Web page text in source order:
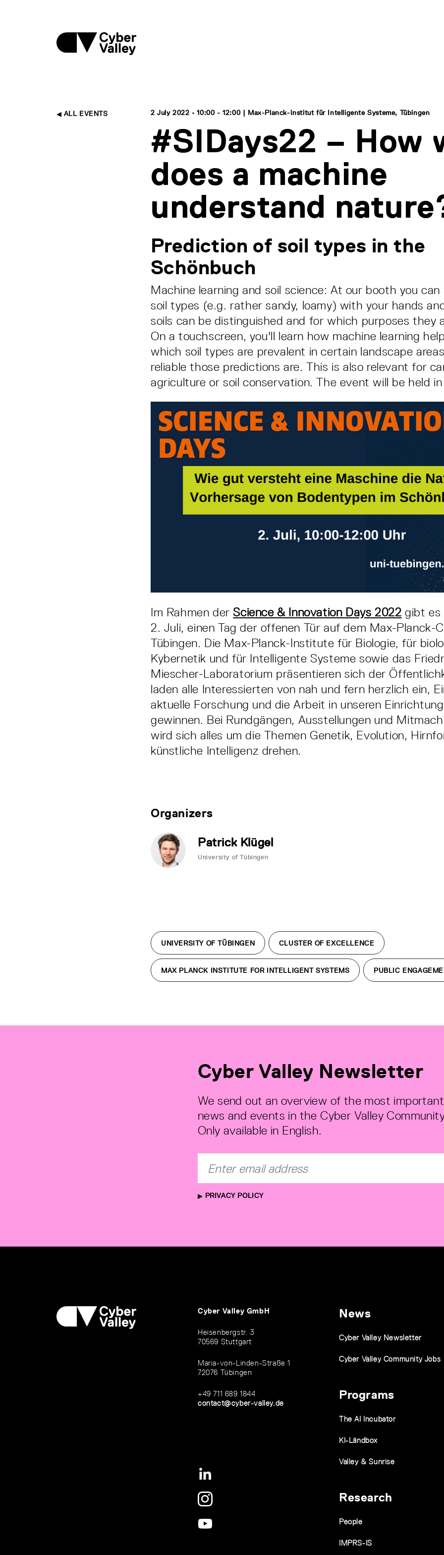
ALL EVENTS 2 July 2022 • 10:00 - 12:00 | Max-Planck-Institut für Intelligente Systeme, Tübingen
#SIDays22 – How
does a machine
understand
Prediction of soil types in the
Schönbuch
Machine learning and soil science: At our booth you
soil types (e.g. rather sandy, loamy) with your hands
soils can be distinguished and for which purposes they
On a touchscreen, you'll learn how machine learning
which soil types are prevalent in certain landscape
reliable those predictions are. This is also relevant for
agriculture or soil conservation. The event will be held
Im Rahmen der Science & Innovation Days 2022 gibt es
2. Juli, einen Tag der offenen Tür auf dem Max-Planck-
Tübingen. Die Max-Planck-Institute für Biologie, für
Kybernetik und für Intelligente Systeme sowie das
Miescher-Laboratorium präsentieren sich der
laden alle Interessierten von nah und fern herzlich ein,
aktuelle Forschung und die Arbeit in unseren
gewinnen. Bei Rundgängen, Ausstellungen und
wird sich alles um die Themen Genetik, Evolution,
künstliche Intelligenz drehen.
Organizers
Patrick Klügel
University of Tübingen
UNIVERSITY OF TÜBINGEN CLUSTER OF EXCELLENCE
MAX PLANCK INSTITUTE FOR INTELLIGENT SYSTEMS PUBLIC
Cyber Valley Newsletter
We send out an overview of the most important
news and events in the Cyber Valley
Only available in English.
PRIVACY POLICY
Cyber Valley GmbH
Heisenbergstr. 3
70569 Stuttgart
Maria-von-Linden-Straße 1
72076 Tübingen
+49 711 689 1844
contact@cyber-valley.de
News
Cyber Valley Newsletter
Cyber Valley Community Jobs
Programs
The AI Incubator
KI-Ländbox
Valley & Sunrise
Research
People
IMPRS-IS